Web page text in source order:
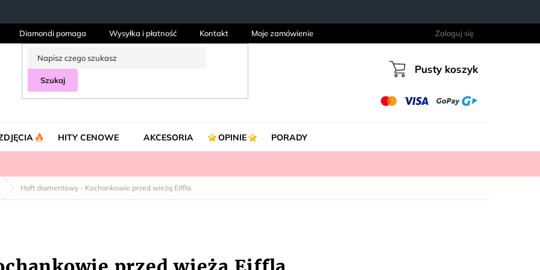
Diamondi pomaga Wysyłka i płatność Kontakt Moje zamówienie Zaloguj się
Szukaj Koszyk
Pusty koszyk
HITY CENOWE AKCESORIA OPINIE PORADY
Haft diamentowy - Kochankowie przed wieżą Eiffla